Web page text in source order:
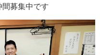
募集中です